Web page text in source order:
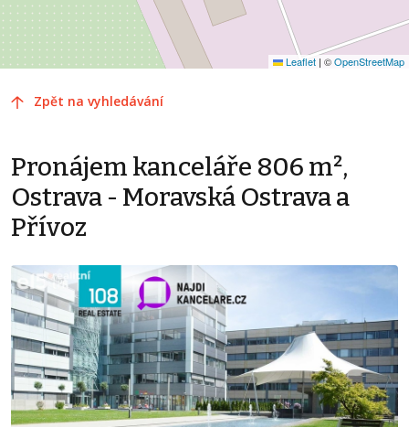
Leaflet | ©OpenStreetMap
Zpět na vyhledávání
Pronájem kanceláře 806 m²,
Ostrava - Moravská Ostrava a
Přívoz